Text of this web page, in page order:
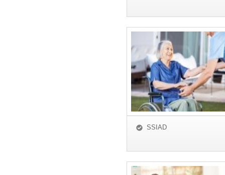
SSIAD